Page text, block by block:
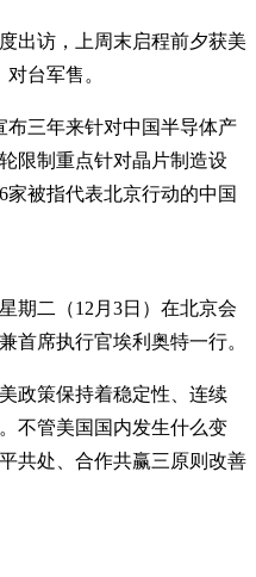
出访，上周末启程前夕获美
台军售。
布三年来针对中国半导体产
限制重点针对晶片制造设
被指代表北京行动的中国
期二（12月3日）在北京会
首席执行官埃利奥特一行。
政策保持着稳定性、连续
不管美国国内发生什么变
共处、合作共赢三原则改善